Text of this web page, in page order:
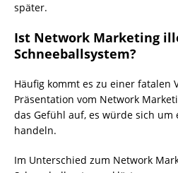
später.
Ist Network Marketing
Schneeballsystem?
Häufig kommt es zu einer fatalen
Präsentation vom Network
das Gefühl auf, es würde sich um
handeln.
Im Unterschied zum Network